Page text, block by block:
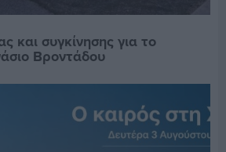
και συγκίνησης για το
Βροντάδου